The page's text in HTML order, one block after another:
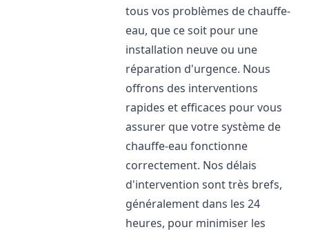
tous vos problèmes de chauffe-
eau, que ce soit pour une
installation neuve ou une
réparation d'urgence. Nous
offrons des interventions
rapides et efficaces pour vous
assurer que votre système de
chauffe-eau fonctionne
correctement. Nos délais
d'intervention sont très brefs,
généralement dans les 24
heures, pour minimiser les